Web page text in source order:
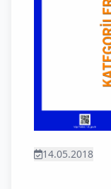
14.05.2018